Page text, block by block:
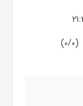
(
0/0
)